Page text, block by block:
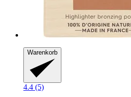
Warenkorb
4.4 (5)